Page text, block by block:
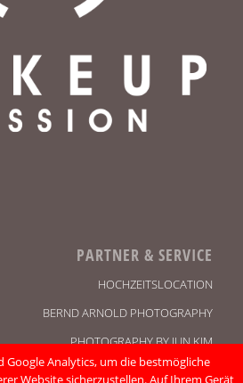
PARTNER & SERVICE
HOCHZEITSLOCATION
BERND ARNOLD PHOTOGRAPHY
PHOTOGRAPHY BY JUN KIM
KONTAKT
Google Analytics, um die bestmögliche
Website sicherzustellen. Auf Ihrem Gerät